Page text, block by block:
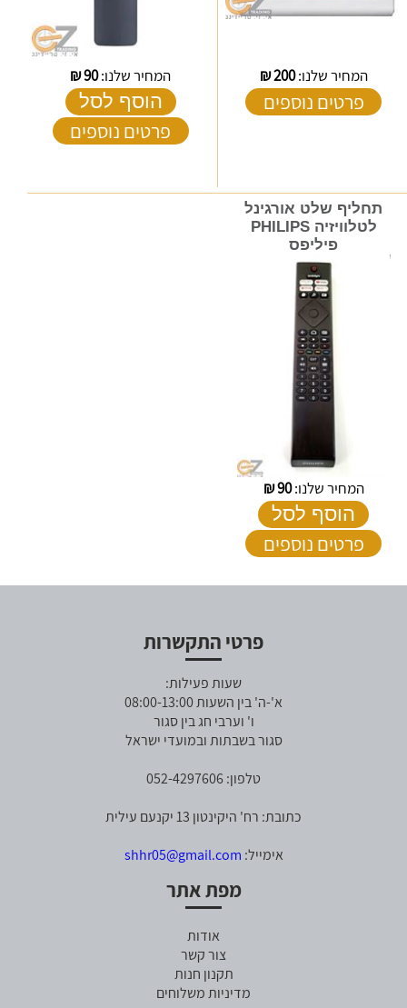
המחיר שלנו:200
₪
פרטים נוספים
המחיר שלנו:90
₪
הוסף לסל
פרטים נוספים
תחליף שלט אורגינל
לטלוויזיה PHILIPS
פיליפס
המחיר שלנו:90
₪
הוסף לסל
פרטים נוספים
פרטי התקשרות
שעות פעילות:
א'-ה' בין השעות 08:00-13:00
ו' וערבי חג בין סגור
סגור בשבתות ובמועדי ישראל
טלפון: 052-4297606
כתובת: רח' היקינטון 13 יקנעם עילית
אימייל: shhr05@gmail.com
מפת אתר
אודות
צור קשר
תקנון חנות
מדיניות משלוחים